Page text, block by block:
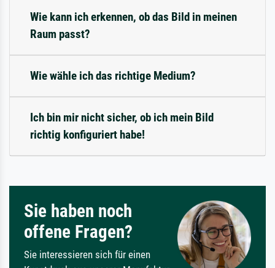
Wie kann ich erkennen, ob das Bild in meinen
Raum passt?
Wie wähle ich das richtige Medium?
Ich bin mir nicht sicher, ob ich mein Bild
richtig konfiguriert habe!
Sie haben noch
offene Fragen?
Sie interessieren sich für einen